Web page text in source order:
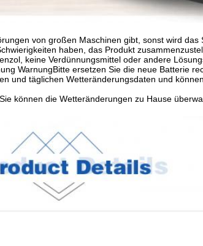
von großen Maschinen gibt, sonst wird
haben, das Produkt
keine Verdünnungsmittel oder andere
WarnungBitte ersetzen Sie die neue Batterie
und täglichen Wetteränderungsdaten und
können die Wetteränderungen zu Hause